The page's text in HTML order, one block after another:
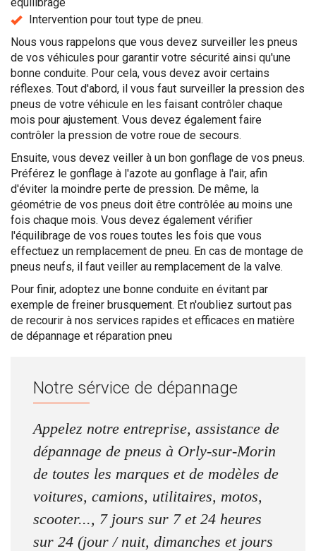
Intervention pour tout type de pneu.
Nous vous rappelons que vous devez surveiller les pneus
de vos véhicules pour garantir votre sécurité ainsi qu'une
bonne conduite. Pour cela, vous devez avoir certains
réflexes. Tout d'abord, il vous faut surveiller la pression des
pneus de votre véhicule en les faisant contrôler chaque
mois pour ajustement. Vous devez également faire
contrôler la pression de votre roue de secours.
Ensuite, vous devez veiller à un bon gonflage de vos pneus.
Préférez le gonflage à l'azote au gonflage à l'air, afin
d'éviter la moindre perte de pression. De même, la
géométrie de vos pneus doit être contrôlée au moins une
fois chaque mois. Vous devez également vérifier
l'équilibrage de vos roues toutes les fois que vous
effectuez un remplacement de pneu. En cas de montage de
pneus neufs, il faut veiller au remplacement de la valve.
Pour finir, adoptez une bonne conduite en évitant par
exemple de freiner brusquement. Et n'oubliez surtout pas
de recourir à nos services rapides et efficaces en matière
de dépannage et réparation pneu
Notre sérvice de dépannage
Appelez notre entreprise, assistance de
dépannage de pneus à Orly-sur-Morin
de toutes les marques et de modèles de
voitures, camions, utilitaires, motos,
scooter..., 7 jours sur 7 et 24 heures
sur 24 (jour / nuit, dimanches et jours